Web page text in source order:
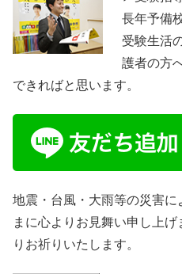
長年予備
受験生活
護者の方
できればと思います。
地震・台風・大雨等の災害
まに心よりお見舞い申し上
りお祈りいたします。